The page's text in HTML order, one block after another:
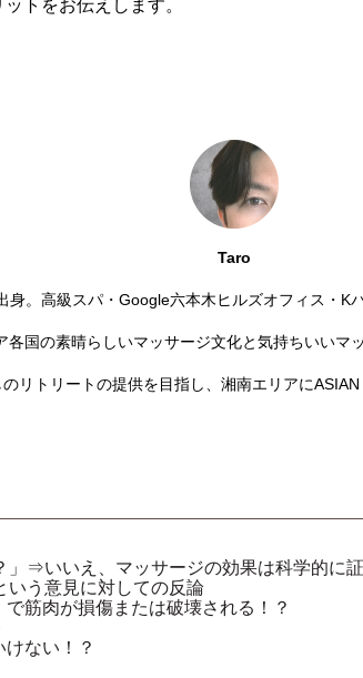
トをお伝えします。
Taro
身。高級スパ・Google六本木ヒルズオフィス・K
各国の素晴らしいマッサージ文化と気持ちいいマ
リトリートの提供を目指し、湘南エリアにASIAN
」⇒いいえ、マッサージの効果は科学的に証
いう意見に対しての反論
筋肉が損傷または破壊される！？
ない！？